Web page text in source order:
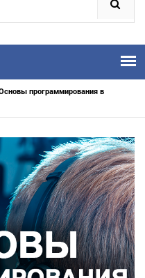
программирования в